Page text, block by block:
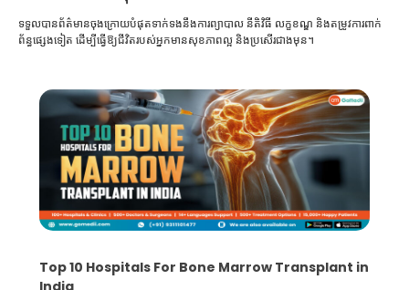
ទទួលបានព័ត៌មានចុងក្រោយបំផុតទាក់ទងនឹងការព្យាបាល នីតិវិធី លក្ខខណ្ឌ និងតម្រូវការពាក់
ព័ន្ធផ្សេងទៀត ដើម្បីធ្វើឱ្យជីវិតរបស់អ្នកមានសុខភាពល្អ និងប្រសើរជាងមុន។
Top 10 Hospitals For Bone Marrow Transplant in
India